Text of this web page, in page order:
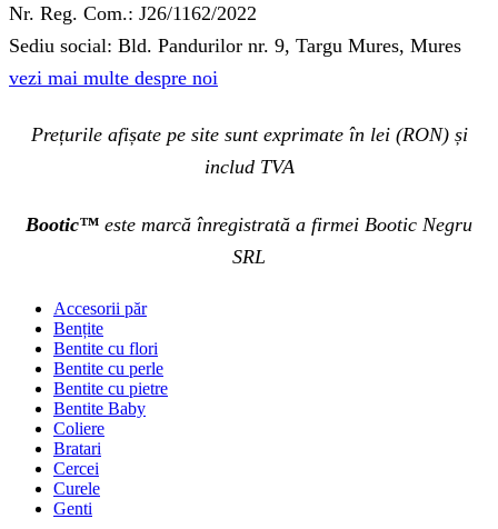
Nr. Reg. Com.: J26/1162/2022
Sediu social: Bld. Pandurilor nr. 9, Targu Mures, Mures
vezi mai multe despre noi
Prețurile afișate pe site sunt exprimate în lei (RON) și
includ TVA
Bootic™ este marcă înregistrată a firmei Bootic Negru
SRL
Accesorii păr
Bențite
Bentite cu flori
Bentite cu perle
Bentite cu pietre
Bentite Baby
Coliere
Bratari
Cercei
Curele
Genti